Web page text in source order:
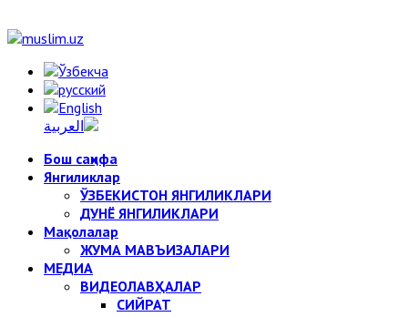
Бош саҳифа
Янгиликлар
ЎЗБЕКИСТОН ЯНГИЛИКЛАРИ
ДУНЁ ЯНГИЛИКЛАРИ
Мақолалар
ЖУМА МАВЪИЗАЛАРИ
МЕДИА
ВИДЕОЛАВҲАЛАР
СИЙРАТ